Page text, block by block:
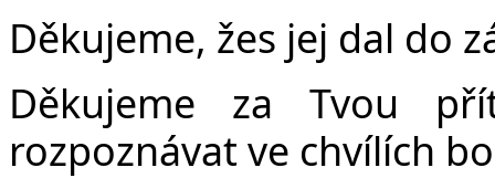
Děkujeme, žes jej dal do
Děkujeme za Tvou
rozpoznávat ve chvílích